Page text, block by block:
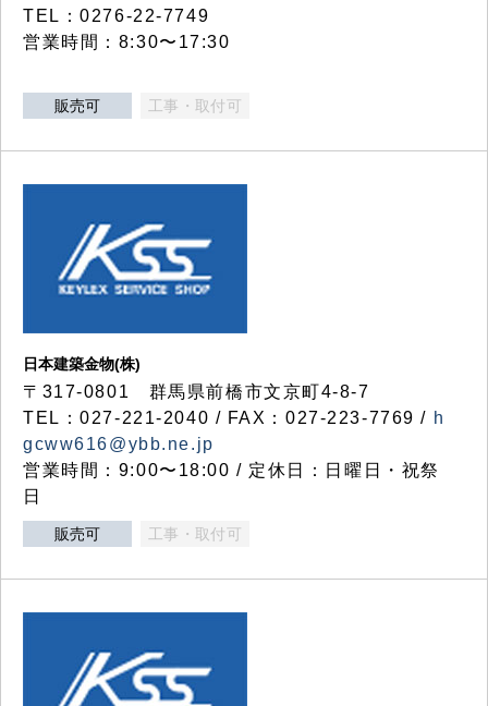
TEL：0276-22-7749
営業時間：8:30〜17:30
販売可 工事・取付可
日本建築金物(株)
〒317‐0801 群馬県前橋市文京町4-8-7
TEL：027-221-2040 / FAX：027-223-7769 / h
gcww616@ybb.ne.jp
営業時間：9:00〜18:00 / 定休日：日曜日・祝祭
日
販売可 工事・取付可